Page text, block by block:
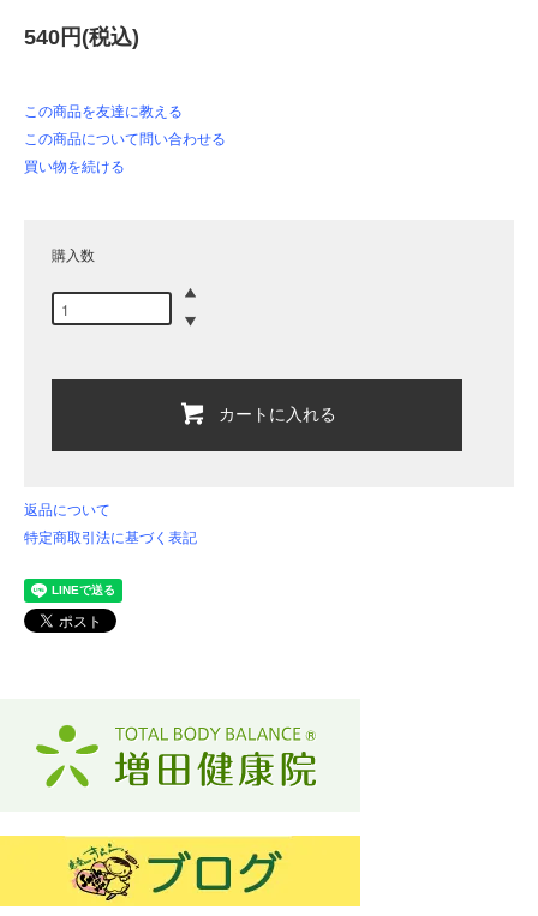
540円(税込)
この商品を友達に教える
この商品について問い合わせる
買い物を続ける
購入数
カートに入れる
返品について
特定商取引法に基づく表記